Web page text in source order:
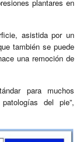
plantares en
asistida por un
también se puede
una remoción de
para muchos
del pie”,